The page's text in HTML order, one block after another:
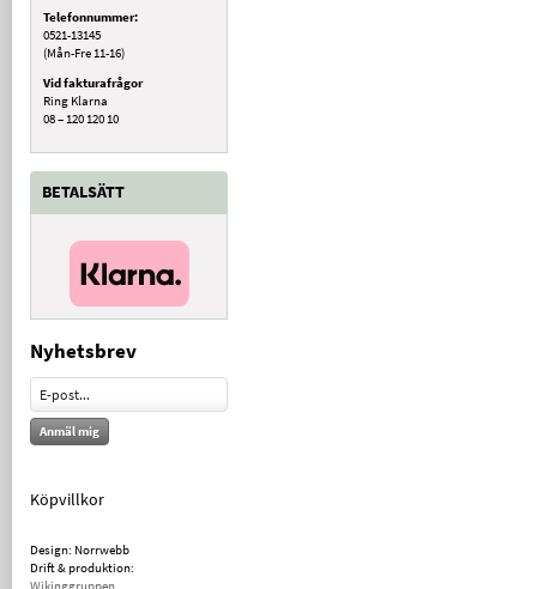
Telefonnummer:
0521-13145
(Mån-Fre 11-16)
Vid fakturafrågor
Ring Klarna
08 – 120 120 10
BETALSÄTT
Nyhetsbrev
Anmäl mig
Köpvillkor
Design: Norrwebb
Drift & produktion:
Wikinggruppen